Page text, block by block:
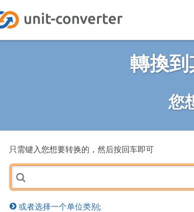
轉換
您
只需键入您想要转换的，然后按回车即可
或者选择一个单位类别;